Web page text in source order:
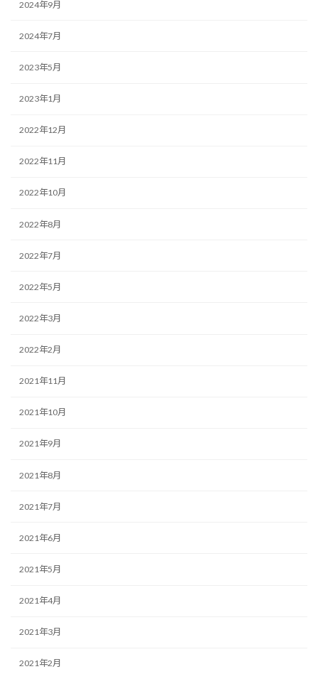
2024年9月
2024年7月
2023年5月
2023年1月
2022年12月
2022年11月
2022年10月
2022年8月
2022年7月
2022年5月
2022年3月
2022年2月
2021年11月
2021年10月
2021年9月
2021年8月
2021年7月
2021年6月
2021年5月
2021年4月
2021年3月
2021年2月